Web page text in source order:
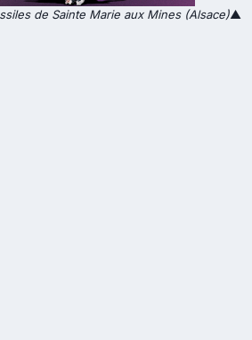
de Sainte Marie aux Mines (Alsace)▲